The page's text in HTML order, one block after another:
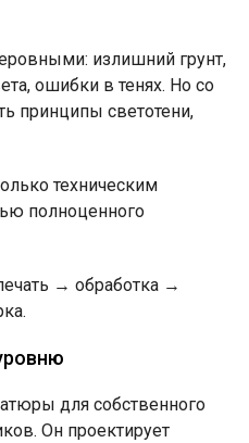
излишний грунт,
ошибки в тенях. Но со
принципы светотени,
техническим
полноценного
→ обработка →
для собственного
Он проектирует